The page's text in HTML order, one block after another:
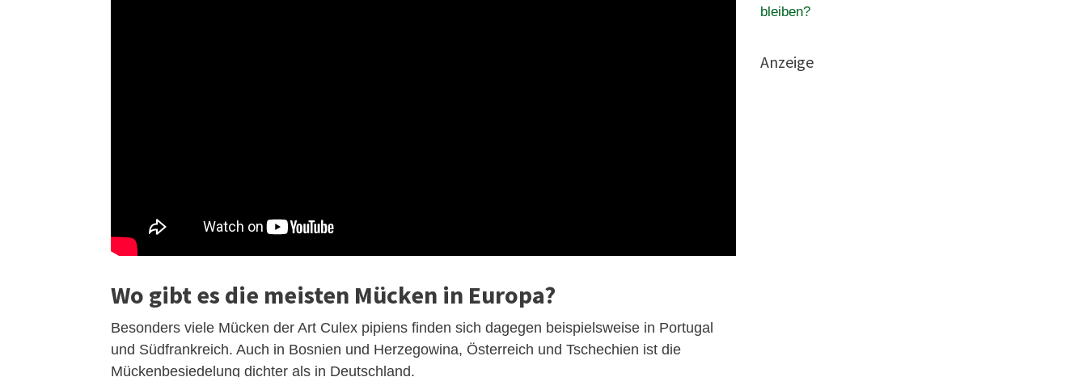
Wo gibt es die meisten Mücken in Europa?
Besonders viele Mücken der Art Culex pipiens finden sich dagegen beispielsweise in Portugal
und Südfrankreich. Auch in Bosnien und Herzegowina, Österreich und Tschechien ist die
Mückenbesiedelung dichter als in Deutschland.
bleiben?
Anzeige